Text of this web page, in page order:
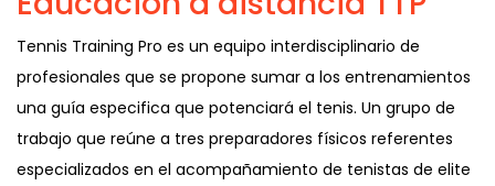
Tennis Training Pro es un equipo interdisciplinario de
profesionales que se propone sumar a los entrenamientos
una guía especifica que potenciará el tenis. Un grupo de
trabajo que reúne a tres preparadores físicos referentes
especializados en el acompañamiento de tenistas de elite